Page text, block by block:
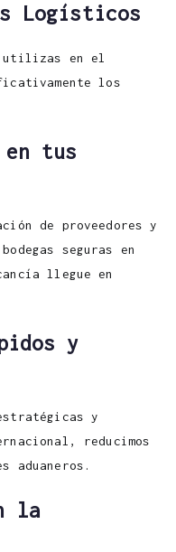
Logísticos
utilizas en el
los
en tus
de proveedores y
seguras en
llegue en
y
y
reducimos
aduaneros.
la